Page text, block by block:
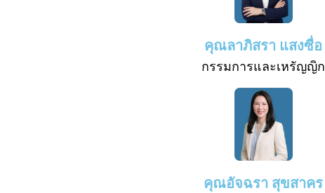
คุณลาภิสรา แสงซื่อ
กรรมการและเหรัญญิก
คุณอัจฉรา สุขสาคร